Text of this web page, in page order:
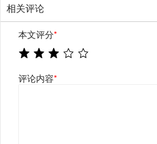
相关评论
本文评分*
评论内容*